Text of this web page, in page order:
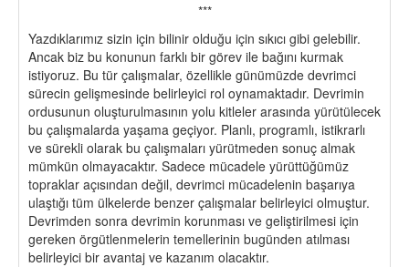
***
Yazdıklarımız sizin için bilinir olduğu için sıkıcı gibi gelebilir.
Ancak biz bu konunun farklı bir görev ile bağını kurmak
istiyoruz. Bu tür çalışmalar, özellikle günümüzde devrimci
sürecin gelişmesinde belirleyici rol oynamaktadır. Devrimin
ordusunun oluşturulmasının yolu kitleler arasında yürütülecek
bu çalışmalarda yaşama geçiyor. Planlı, programlı, istikrarlı
ve sürekli olarak bu çalışmaları yürütmeden sonuç almak
mümkün olmayacaktır. Sadece mücadele yürüttüğümüz
topraklar açısından değil, devrimci mücadelenin başarıya
ulaştığı tüm ülkelerde benzer çalışmalar belirleyici olmuştur.
Devrimden sonra devrimin korunması ve geliştirilmesi için
gereken örgütlenmelerin temellerinin bugünden atılması
belirleyici bir avantaj ve kazanım olacaktır.